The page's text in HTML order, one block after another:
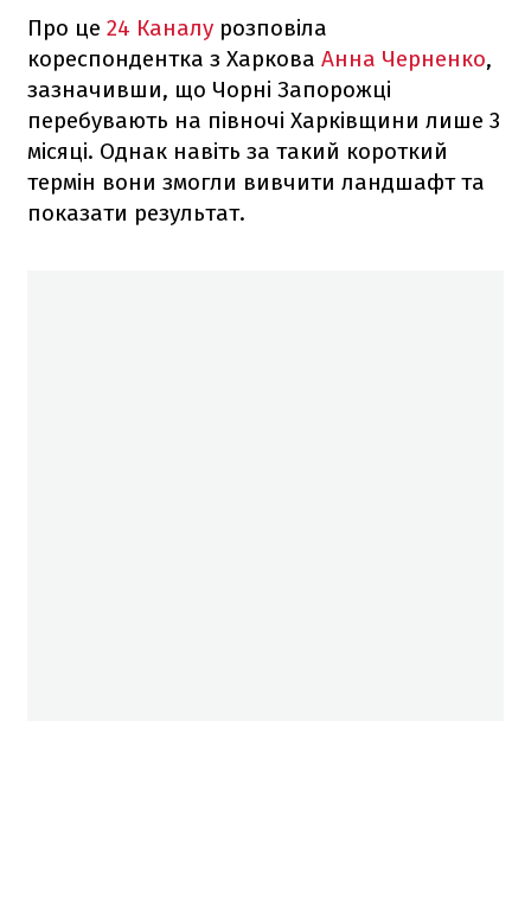
Про це 24 Каналу розповіла
кореспондентка з Харкова Анна Черненко,
зазначивши, що Чорні Запорожці
перебувають на півночі Харківщини лише 3
місяці. Однак навіть за такий короткий
термін вони змогли вивчити ландшафт та
показати результат.